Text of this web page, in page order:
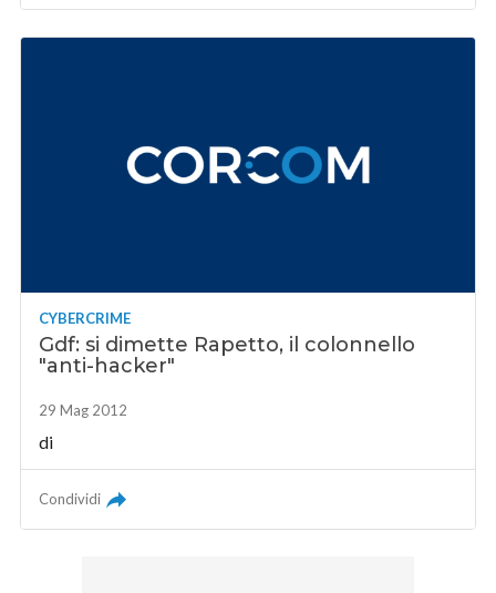
CYBERCRIME
Gdf: si dimette Rapetto, il colonnello
"anti-hacker"
29 Mag 2012
di
Condividi